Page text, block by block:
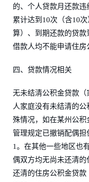
的、个人贷款月还款
累计达到10次（含10
算）、到期还款的贷款
借款人均不能申请住房
四、贷款情况相关
无未结清公积金贷款
人家庭没有未结清的
殊情况，如在某州公
管理规定已撤销配偶
1。在其他一些地区也
偶双方均无尚未还清
还清的住房公积金贷